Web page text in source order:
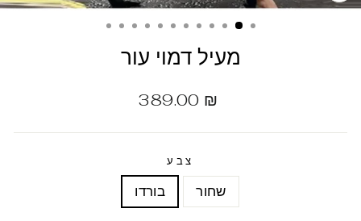
מעיל דמוי עור
מחיר
389.00 ₪
צבע
בורדו שחור